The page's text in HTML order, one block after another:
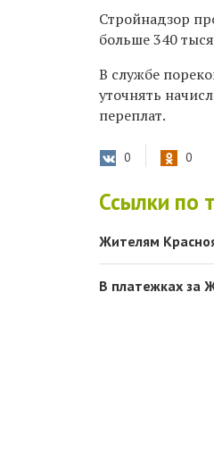
Стройнадзор
больше 340
В службе
уточнять
переплат.
0 0
Ссылки по
Жителям
В платежках за